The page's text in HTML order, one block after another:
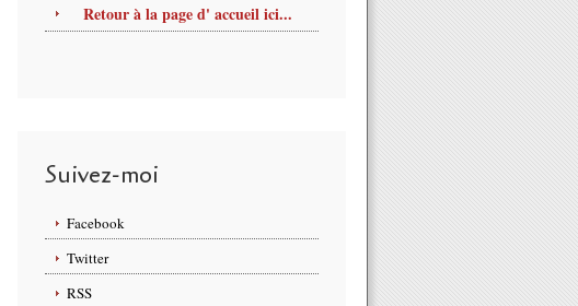
Retour à la page d' accueil ici...
Suivez-moi
Facebook
Twitter
RSS